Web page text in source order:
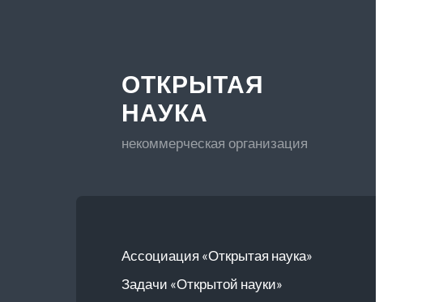
ОТКРЫТАЯ
НАУКА
некоммерческая организация
Ассоциация «Открытая наука»
Задачи «Открытой науки»